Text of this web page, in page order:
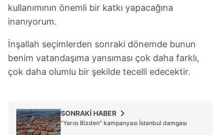
kullanımının önemli bir katkı yapacağına
inanıyorum.
İnşallah seçimlerden sonraki dönemde bunun
benim vatandaşıma yansıması çok daha farklı,
çok daha olumlu bir şekilde tecelli edecektir.
SONRAKİ HABER
"Yarısı Bizden" kampanyası İstanbul damgası